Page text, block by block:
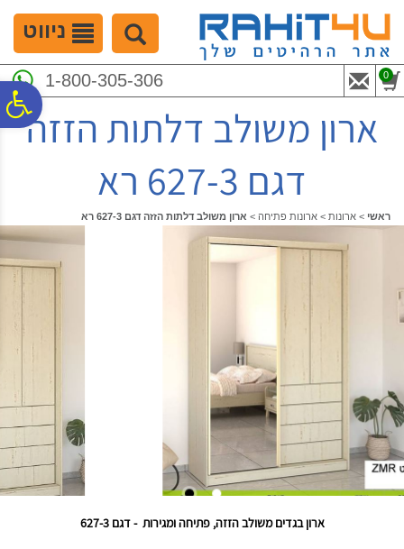
נגישות
המרכזי
ניווט
1-800-305-306 0
ארון משולב דלתות הזזה
דגם 627-3 רא
ראשי > ארונות > ארונות פתיחה > ארון משולב דלתות הזזה דגם 627-3 רא
ארון בגדים משולב הזזה, פתיחה ומגירות - דגם 627-3